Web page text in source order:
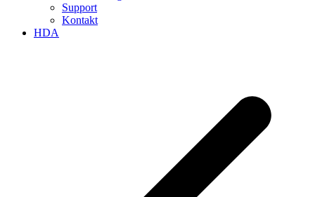
Support
Kontakt
HDA